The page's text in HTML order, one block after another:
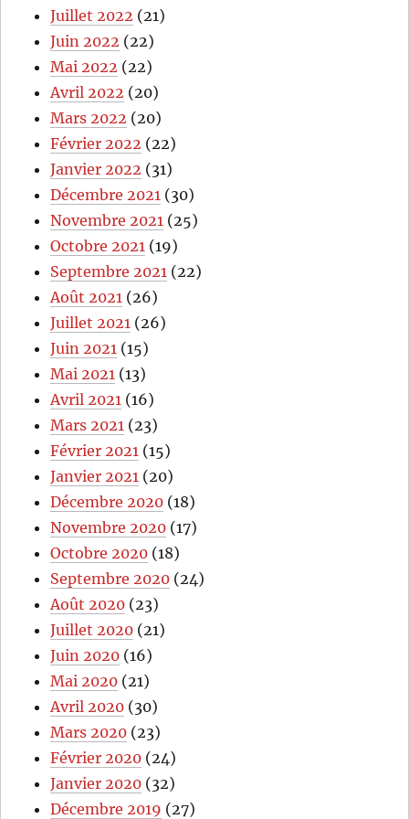
Juillet 2022 (21)
Juin 2022 (22)
Mai 2022 (22)
Avril 2022 (20)
Mars 2022 (20)
Février 2022 (22)
Janvier 2022 (31)
Décembre 2021 (30)
Novembre 2021 (25)
Octobre 2021 (19)
Septembre 2021 (22)
Août 2021 (26)
Juillet 2021 (26)
Juin 2021 (15)
Mai 2021 (13)
Avril 2021 (16)
Mars 2021 (23)
Février 2021 (15)
Janvier 2021 (20)
Décembre 2020 (18)
Novembre 2020 (17)
Octobre 2020 (18)
Septembre 2020 (24)
Août 2020 (23)
Juillet 2020 (21)
Juin 2020 (16)
Mai 2020 (21)
Avril 2020 (30)
Mars 2020 (23)
Février 2020 (24)
Janvier 2020 (32)
Décembre 2019 (27)